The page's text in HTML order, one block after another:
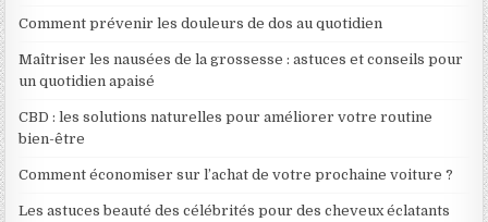
Comment prévenir les douleurs de dos au quotidien
Maîtriser les nausées de la grossesse : astuces et conseils pour
un quotidien apaisé
CBD : les solutions naturelles pour améliorer votre routine
bien-être
Comment économiser sur l’achat de votre prochaine voiture ?
Les astuces beauté des célébrités pour des cheveux éclatants